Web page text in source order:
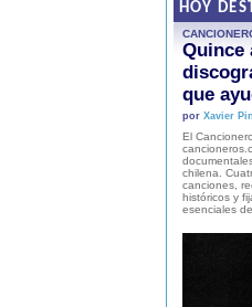
HOY
Quince
que
por Xavier
El
chilena.
canciones,
históricos y
esenciales